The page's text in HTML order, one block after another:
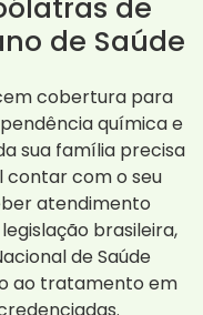
de
de Saúde
cobertura para
química e
sua família precisa
contar com o seu
atendimento
brasileira,
de Saúde
ao tratamento em